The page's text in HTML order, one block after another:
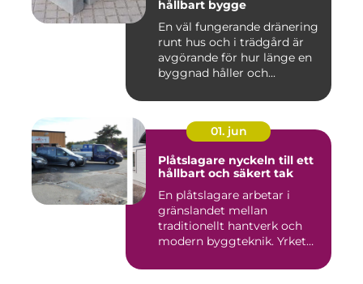
hållbart bygge
En väl fungerande dränering
runt hus och i trädgård är
avgörande för hur länge en
byggnad håller och...
01. jun
Plåtslagare nyckeln till ett
hållbart och säkert tak
En plåtslagare arbetar i
gränslandet mellan
traditionellt hantverk och
modern byggteknik. Yrket